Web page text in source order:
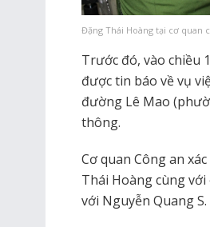
Đặng Thái Hoàng tại cơ quan
Trước đó, vào chiều
được tin báo về vụ
đường Lê Mao
thông.
Cơ quan Công an
Thái Hoàng cùng
với Nguyễn Quang